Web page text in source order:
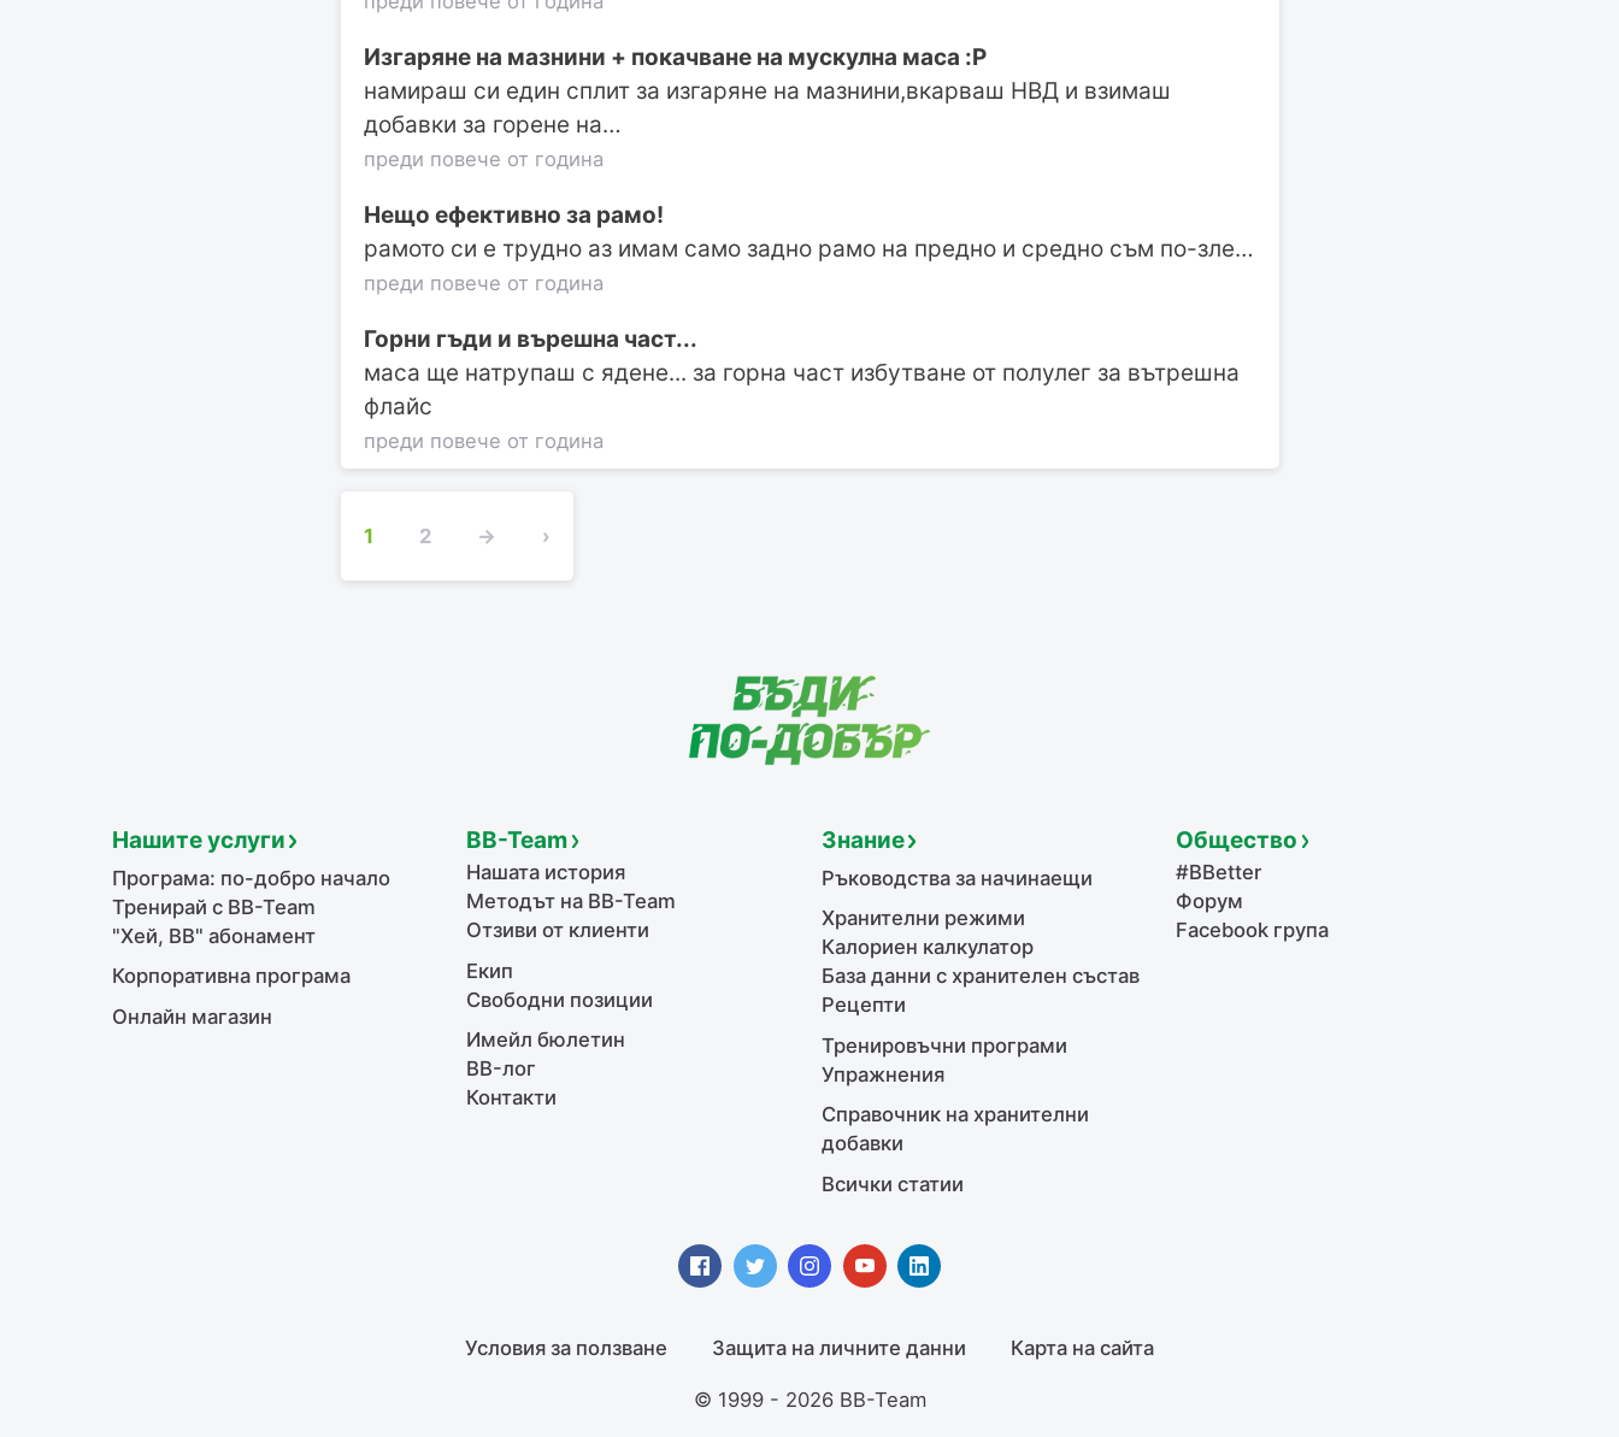
Изгаряне на мазнини + покачване на мускулна маса :P
намираш си един сплит за изгаряне на мазнини,вкарваш НВД и взимаш
добавки за горене на…
преди повече от година
Нещо ефективно за рамо!
рамото си е трудно аз имам само задно рамо на предно и средно съм по-зле…
преди повече от година
Горни гъди и върешна част...
маса ще натрупаш с ядене... за горна част избутване от полулег за вътрешна
флайс
преди повече от година
1 2 → ›
Нашите услуги
Програма: по-добро начало
Тренирай с BB-Team
"Хей, ВВ" абонамент
Корпоративна програма
Онлайн магазин
BB-Team
Нашата история
Методът на BB-Team
Отзиви от клиенти
Екип
Свободни позиции
Имейл бюлетин
BB-лог
Контакти
Знание
Ръководства за начинаещи
Хранителни режими
Калориен калкулатор
База данни с хранителен състав
Рецепти
Тренировъчни програми
Упражнения
Справочник на хранителни
добавки
Всички статии
Общество
#BBetter
Форум
Facebook група
Условия за ползване Защита на личните данни Карта на сайта
© 1999 - 2026 BB-Team